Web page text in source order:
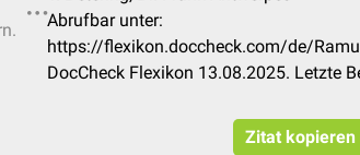
Abrufbar unter:
https://flexikon.doccheck.com/de/
DocCheck Flexikon 13.08.2025. Letzte
Zitat kopieren